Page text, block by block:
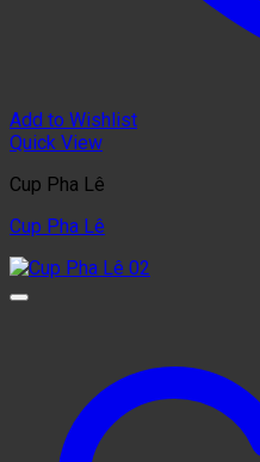
Add to Wishlist
Quick View
Cup Pha Lê
Cup Pha Lê